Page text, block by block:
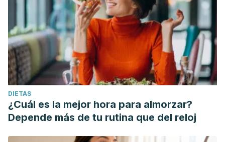
DIETAS
¿Cuál es la mejor hora para almorzar?
Depende más de tu rutina que del reloj